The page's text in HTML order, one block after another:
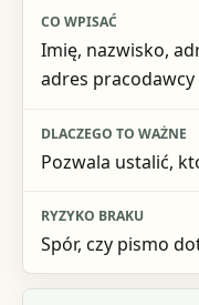
Co wpisać
Dlaczego to ważne
Imię, nazwisko,
adres pracodawcy
Pozwala ustalić,
Spór, czy pismo